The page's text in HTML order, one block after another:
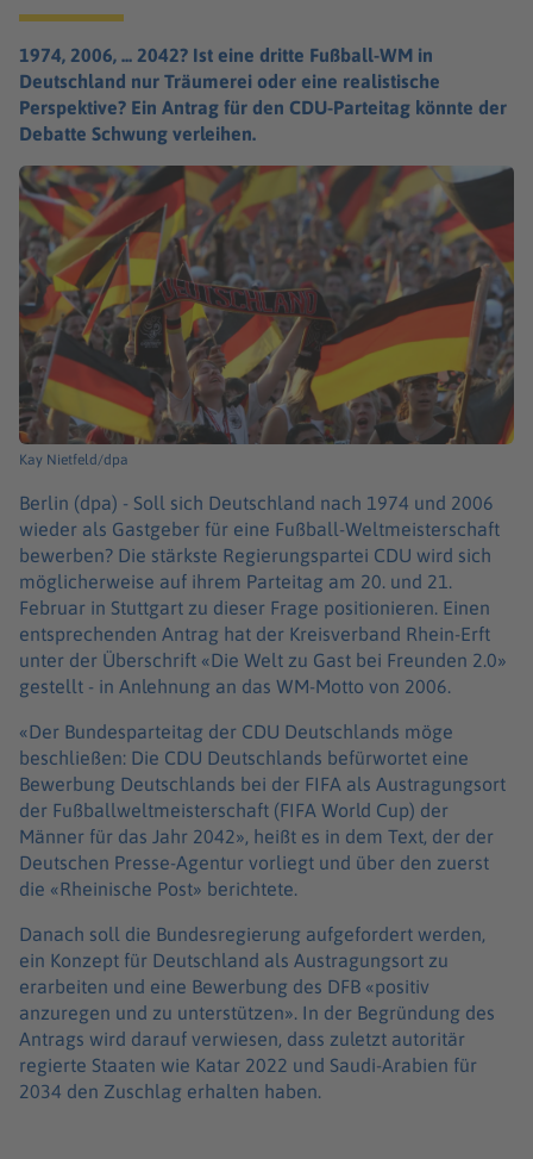
1974, 2006, ... 2042? Ist eine dritte Fußball-WM in
Deutschland nur Träumerei oder eine realistische
Perspektive? Ein Antrag für den CDU-Parteitag könnte der
Debatte Schwung verleihen.
Kay Nietfeld/dpa
Berlin (dpa) - Soll sich Deutschland nach 1974 und 2006
wieder als Gastgeber für eine Fußball-Weltmeisterschaft
bewerben? Die stärkste Regierungspartei CDU wird sich
möglicherweise auf ihrem Parteitag am 20. und 21.
Februar in Stuttgart zu dieser Frage positionieren. Einen
entsprechenden Antrag hat der Kreisverband Rhein-Erft
unter der Überschrift «Die Welt zu Gast bei Freunden 2.0»
gestellt - in Anlehnung an das WM-Motto von 2006.
«Der Bundesparteitag der CDU Deutschlands möge
beschließen: Die CDU Deutschlands befürwortet eine
Bewerbung Deutschlands bei der FIFA als Austragungsort
der Fußballweltmeisterschaft (FIFA World Cup) der
Männer für das Jahr 2042», heißt es in dem Text, der der
Deutschen Presse-Agentur vorliegt und über den zuerst
die «Rheinische Post» berichtete.
Danach soll die Bundesregierung aufgefordert werden,
ein Konzept für Deutschland als Austragungsort zu
erarbeiten und eine Bewerbung des DFB «positiv
anzuregen und zu unterstützen». In der Begründung des
Antrags wird darauf verwiesen, dass zuletzt autoritär
regierte Staaten wie Katar 2022 und Saudi-Arabien für
2034 den Zuschlag erhalten haben.